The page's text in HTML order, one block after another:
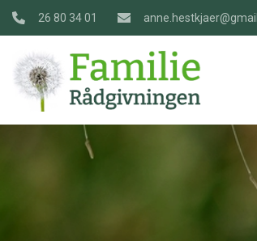
Gå
26 80 34 01